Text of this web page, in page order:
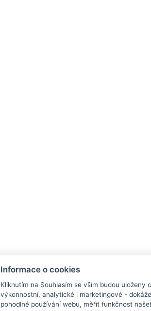
Informace o cookies
Kliknutím na Souhlasím se vším budou uloženy
výkonnostní, analytické i marketingové -
pohodlné používání webu, měřit funkčnost